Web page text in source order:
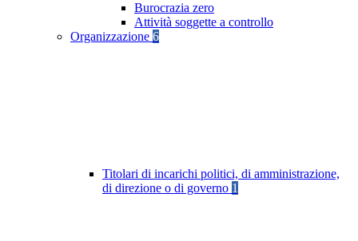
Burocrazia zero
Attività soggette a controllo
Organizzazione 6
Titolari di incarichi politici, di amministrazione,
di direzione o di governo 1